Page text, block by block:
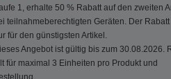
1, erhalte 50 % Rabatt auf den zweiten
teilnahmeberechtigten Geräten. Der
für den günstigsten Artikel.
Angebot ist gültig bis zum 30.08.2026.
für maximal 3 Einheiten pro Produkt und